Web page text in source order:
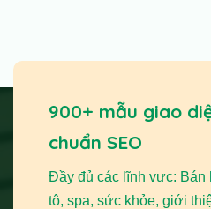
900+ mẫu giao
chuẩn SEO
Đầy đủ các lĩnh vực: Bán
tô, spa, sức khỏe, giới